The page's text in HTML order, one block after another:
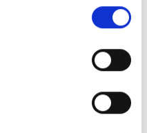
und sicher zu
kannst, was in
einen